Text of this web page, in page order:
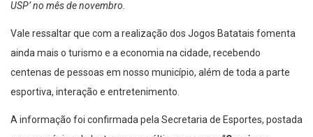
USP’ no mês de novembro.
Vale ressaltar que com a realização dos Jogos Batatais fomenta
ainda mais o turismo e a economia na cidade, recebendo
centenas de pessoas em nosso município, além de toda a parte
esportiva, interação e entretenimento.
A informação foi confirmada pela Secretaria de Esportes, postada